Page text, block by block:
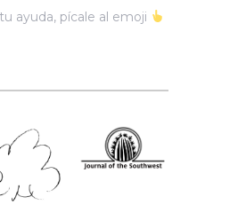
ayuda, pícale al emoji